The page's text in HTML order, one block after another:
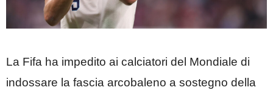
La Fifa ha impedito ai calciatori del Mondiale di
indossare la fascia arcobaleno a sostegno della